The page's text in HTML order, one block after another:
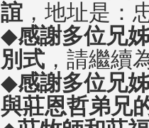
誼，地址是：
◆感謝多位兄
別式，請繼續
◆感謝多位兄
與莊恩哲弟兄